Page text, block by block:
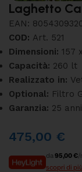
Laghetto
EAN:
COD: Art. 521
Dimensioni: 157
Capacità: 260 lt
Realizzato in:
Optional: Filtro
Garanzia: 25 anni
475,00 €
da95,00 €/
scopri di più